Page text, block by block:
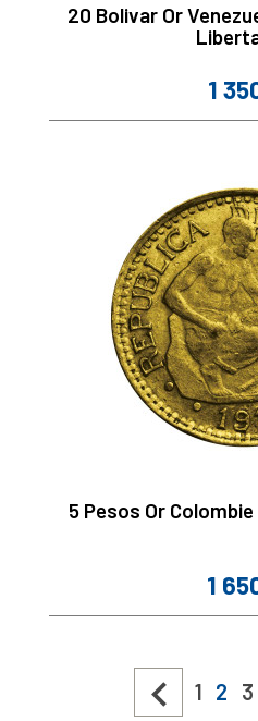
20 Bolivar Or
Prix
1
5 Pesos Or
Prix
1
 1 2 3